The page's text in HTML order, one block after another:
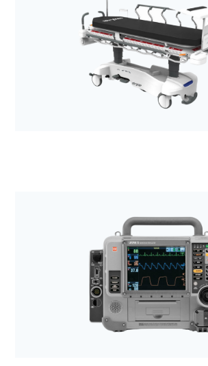
Anestezjologia i aparatura
Wózki transportowe